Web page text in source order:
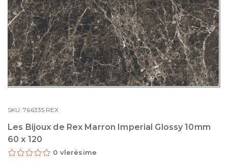
SKU:766335 REX
Les Bijoux de Rex Marron Imperial Glossy 10mm
60 x 120
0 vlerësime